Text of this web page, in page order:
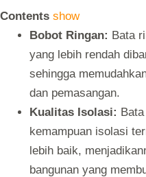
Contents show
Bobot Ringan: Bata
yang lebih rendah
sehingga
dan pemasangan.
Kualitas Isolasi:
kemampuan isolasi
lebih baik,
bangunan yang